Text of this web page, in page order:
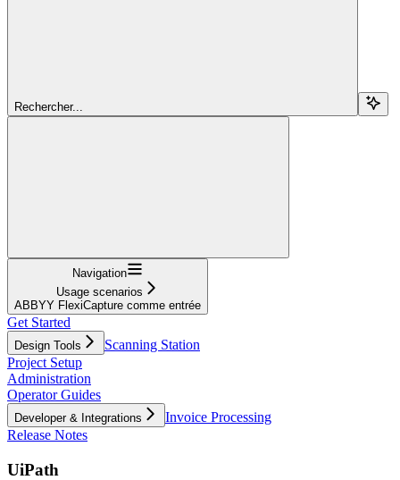
Rechercher...
Navigation
Usage scenarios
ABBYY FlexiCapture comme entrée
Get Started
Design Tools
Scanning Station
Project Setup
Administration
Operator Guides
Developer & Integrations
Invoice Processing
Release Notes
UiPath